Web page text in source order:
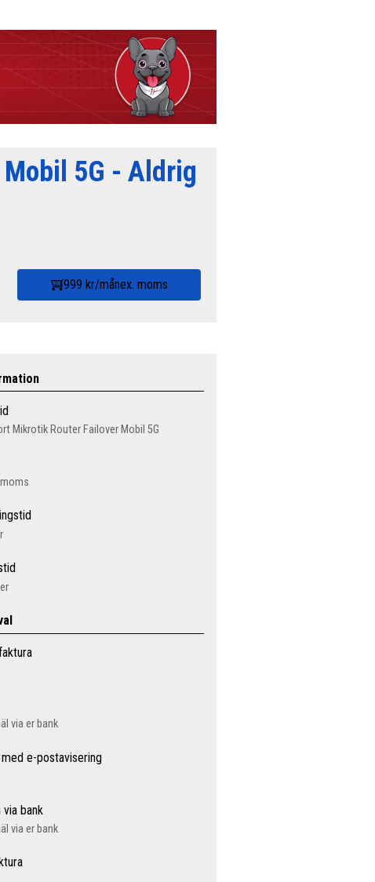
5G - Aldrig
999 kr/månex. moms
Mikrotik Router Failover Mobil 5G
via er bank
e-postavisering
via bank
via er bank